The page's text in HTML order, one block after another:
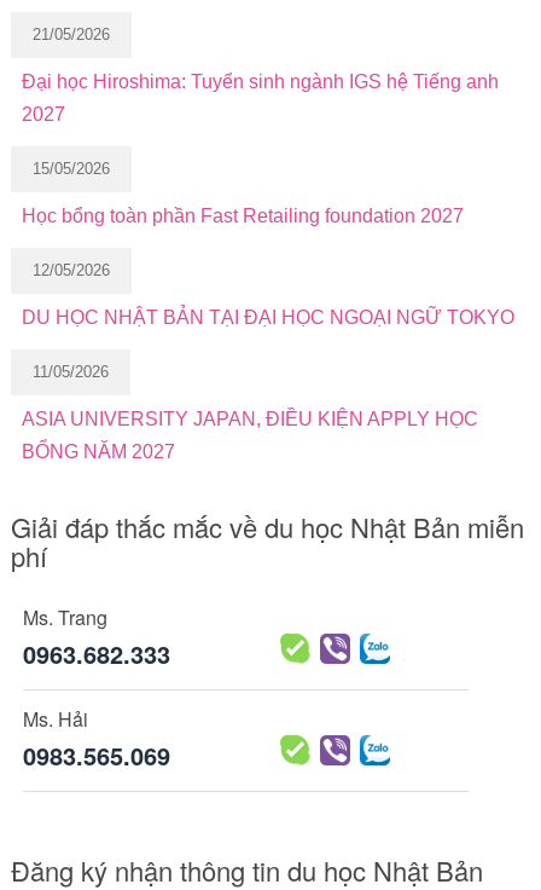
21/05/2026
Đại học Hiroshima: Tuyển sinh ngành IGS hệ Tiếng anh
2027
15/05/2026
Học bổng toàn phần Fast Retailing foundation 2027
12/05/2026
DU HỌC NHẬT BẢN TẠI ĐẠI HỌC NGOẠI NGỮ TOKYO
11/05/2026
ASIA UNIVERSITY JAPAN, ĐIỀU KIỆN APPLY HỌC
BỔNG NĂM 2027
Giải đáp thắc mắc về du học Nhật Bản miễn
phí
Ms. Trang
0963.682.333
Ms. Hải
0983.565.069
Đăng ký nhận thông tin du học Nhật Bản